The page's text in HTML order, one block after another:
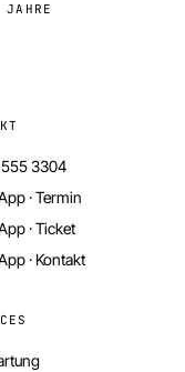
3304
· Termin
· Ticket
· Kontakt